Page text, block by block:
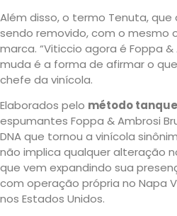
Além disso, o termo Tenuta,
sendo removido, com o mesmo
marca. “Viticcio agora é Foppa
muda é a forma de afirmar o
chefe da vinícola.
Elaborados pelo método tanque
espumantes Foppa & Ambrosi
DNA que tornou a vinícola
não implica qualquer alteração
que vem expandindo sua
com operação própria no Napa
nos Estados Unidos.